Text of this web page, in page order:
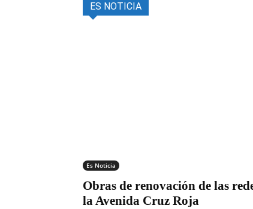
ES NOTICIA
Es Noticia
Obras de renovación de las
la Avenida Cruz Roja